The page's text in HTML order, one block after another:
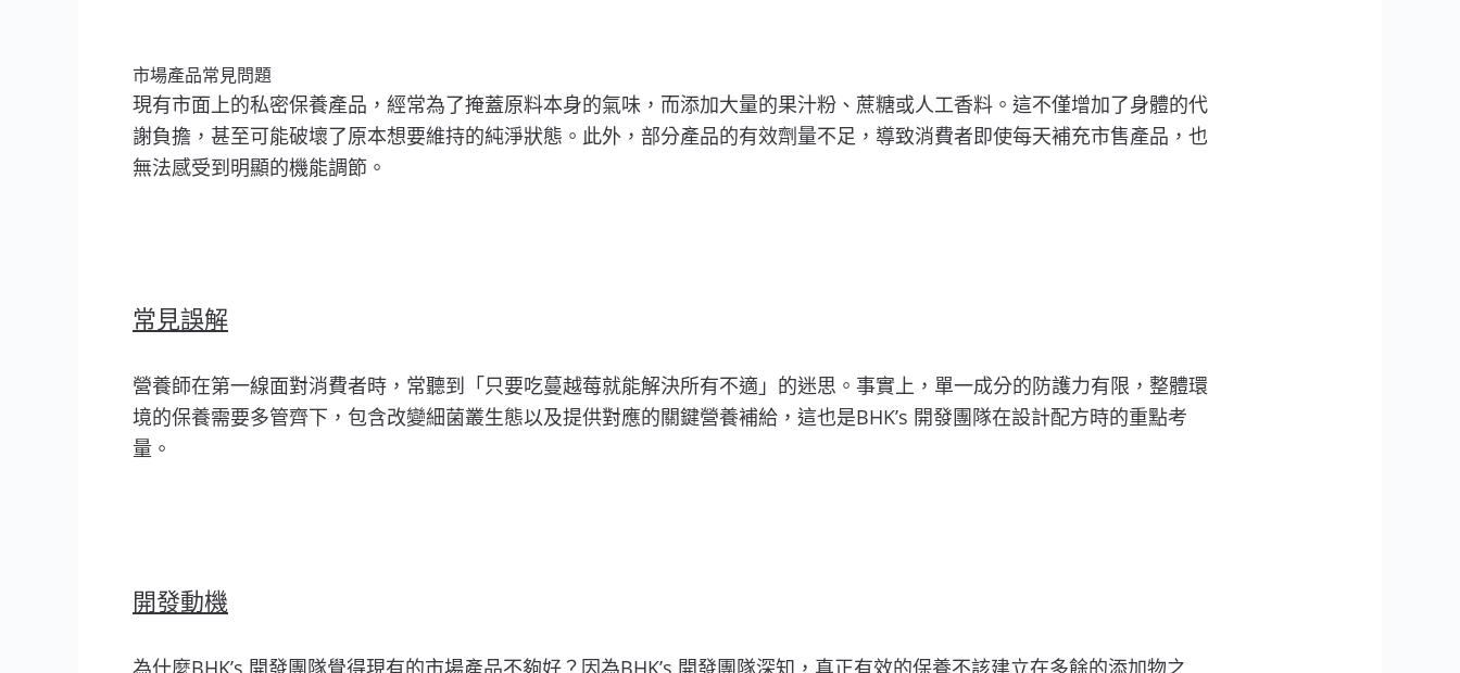
市場產品常見問題
現有市面上的私密保養產品，經常為了掩蓋原料本身的氣味，而添加大量的果汁粉、蔗糖或人工香料。這不僅增加了身體的代
謝負擔，甚至可能破壞了原本想要維持的純淨狀態。此外，部分產品的有效劑量不足，導致消費者即使每天補充市售產品，也
無法感受到明顯的機能調節。
常見誤解
營養師在第一線面對消費者時，常聽到「只要吃蔓越莓就能解決所有不適」的迷思。事實上，單一成分的防護力有限，整體環
境的保養需要多管齊下，包含改變細菌叢生態以及提供對應的關鍵營養補給，這也是BHK’s 開發團隊在設計配方時的重點考
量。
開發動機
為什麼BHK’s 開發團隊覺得現有的市場產品不夠好？因為BHK’s 開發團隊深知，真正有效的保養不該建立在多餘的添加物之